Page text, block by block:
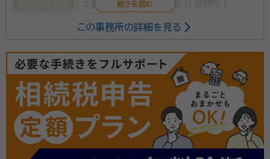
土日相談可 電話相談可 訪問可
オンライン面談可
所属する専門家：
鈴川 浩史
行政書士、２級ファイナンシャルプランニング技能士、認知症
アドバイザー、広島東南ロータリークラブ会員
経歴：
【学歴】 中央大学法学部法律学科卒業 広島修道大学大学院法務研
究科（法科大学院）修了 【職歴】 国内大手生命保険会社にて、生命保険の
販売に従事 平成２０年、行政書士事務所を開業 広島県行政書士会理事等
を歴任 【趣味、特技】 ・釣り、カラオケ、野球、筋トレ
事務所口コミ（抜粋）：
この事務所の詳細を見る